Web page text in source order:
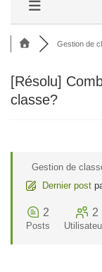
Gestion de
[Résolu]
classe?
Gestion de
Dernier post
2
Posts
2